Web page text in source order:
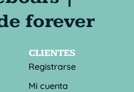
CLIENTES
Registrarse
Mi cuenta